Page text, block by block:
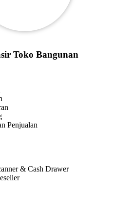
Toko Bangunan
Penjualan
& Cash Drawer